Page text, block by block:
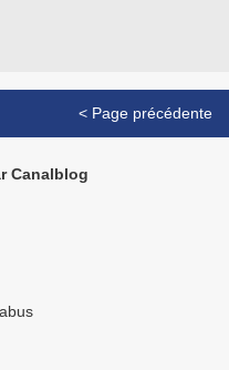
< Page précédente
Canalblog